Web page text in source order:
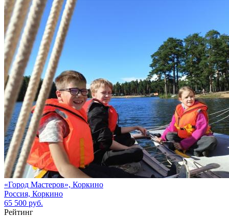
«Город Мастеров», Коркино
Россия, Коркино
65 500 руб.
Рейтинг